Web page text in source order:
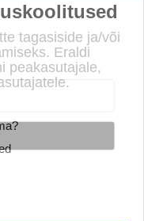
tagasiside ja/või
Eraldi
peakasutajale,
lugudest